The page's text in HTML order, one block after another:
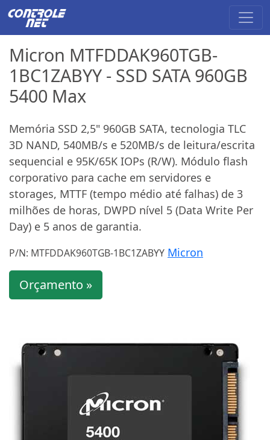
Micron MTFDDAK960TGB-
1BC1ZABYY - SSD SATA 960GB
5400 Max
Memória SSD 2,5" 960GB SATA, tecnologia TLC
3D NAND, 540MB/s e 520MB/s de leitura/escrita
sequencial e 95K/65K IOPs (R/W). Módulo flash
corporativo para cache em servidores e
storages, MTTF (tempo médio até falhas) de 3
milhões de horas, DWPD nível 5 (Data Write Per
Day) e 5 anos de garantia.
P/N: MTFDDAK960TGB-1BC1ZABYY Micron
Orçamento »